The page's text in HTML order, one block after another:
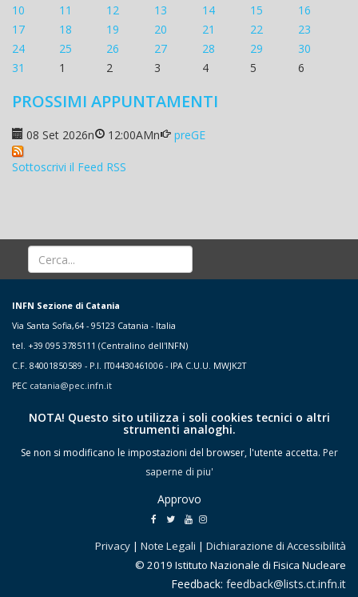
10
11 12 13 14 15
16
17
18 19 20 21 22
23
24
25 26 27 28 29
30
31
1 2 3 4 5 6
PROSSIMI APPUNTAMENTI
08 Set 2026n 12:00AMn preGE
Sottoscrivi il Feed RSS
INFN Sezione di Catania
Via Santa Sofia,64 - 95123 Catania - Italia
tel. +39 095 3785111 (Centralino dell'INFN)
C.F. 84001850589 - P.I. IT04430461006 - IPA C.U.U. MWJK2T
PEC catania@pec.infn.it
NOTA! Questo sito utilizza i soli cookies tecnici o altri
strumenti analoghi.
Se non si modificano le impostazioni del browser, l'utente accetta. Per
saperne di piu'
Approvo
Privacy | Note Legali | Dichiarazione di Accessibilità
© 2019 Istituto Nazionale di Fisica Nucleare
Feedback: feedback@lists.ct.infn.it